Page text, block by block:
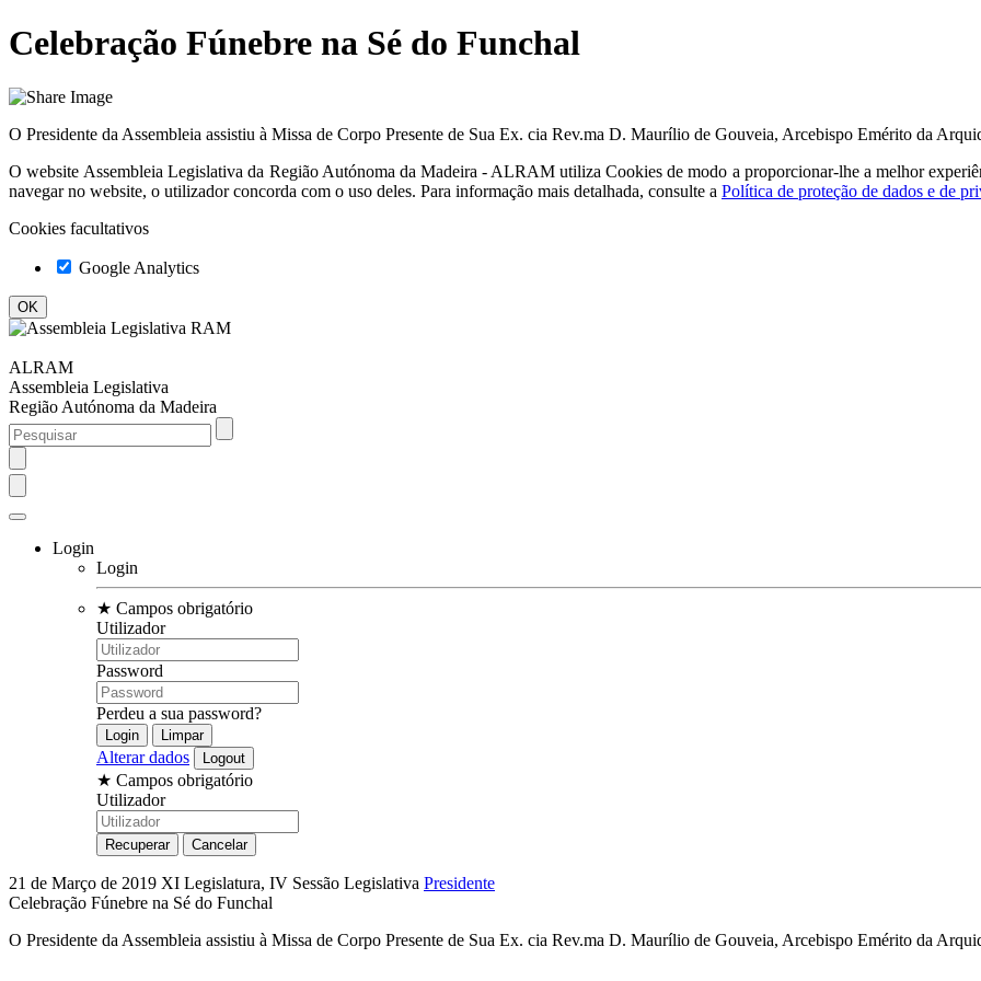
Celebração Fúnebre na Sé do Funchal
O Presidente da Assembleia assistiu à Missa de Corpo Presente de Sua Ex. cia Rev.ma D. Maurílio de Gouveia, Arcebispo Emérito da
O website Assembleia Legislativa da Região Autónoma da Madeira - ALRAM utiliza Cookies de modo a proporcionar-lhe a melhor
navegar no website, o utilizador concorda com o uso deles. Para informação mais detalhada, consulte a Política de proteção de dados e de
Cookies facultativos
Google Analytics
ALRAM
Assembleia Legislativa
Região Autónoma da Madeira
Login
Login
★ Campos obrigatório
Utilizador
Password
Perdeu a sua password?
Alterar dados
★ Campos obrigatório
Utilizador
21 de Março de 2019 XI Legislatura, IV Sessão Legislativa Presidente
Celebração Fúnebre na Sé do Funchal
O Presidente da Assembleia assistiu à Missa de Corpo Presente de Sua Ex. cia Rev.ma D. Maurílio de Gouveia, Arcebispo Emérito da